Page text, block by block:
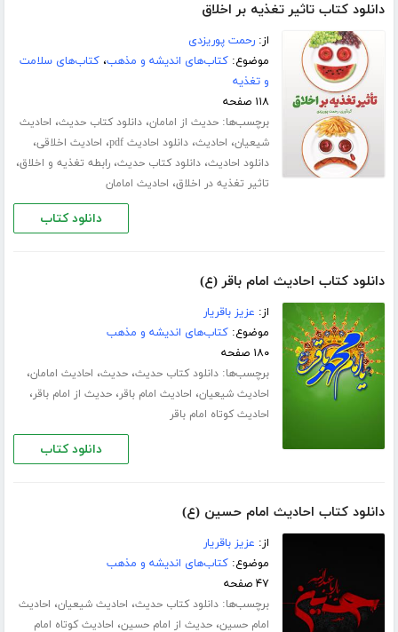
دانلود کتاب تاثیر تغذیه بر اخلاق
از:رحمت پوریزدی
موضوع:کتاب‌های اندیشه و مذهب،کتاب‌های سلامت
و تغذیه
۱۱۸ صفحه
برچسب‌ها:حدیث از امامان،دانلود کتاب حدیث، احادیث
شیعیان، احادیث،دانلود احادیث pdf ، احادیث اخلاقی،
دانلود احادیث،دانلود کتاب حدیث،رابطه تغذیه و اخلاق،
تاثیر تغذیه در اخلاق، احادیث امامان
دانلود کتاب
دانلود کتاب احادیث امام باقر (ع)
از: عزیز باقریار
موضوع:کتاب‌های اندیشه و مذهب
۱۸۰ صفحه
برچسب‌ها:دانلود کتاب حدیث،حدیث، احادیث امامان،
احادیث شیعیان، احادیث امام باقر،حدیث از امام باقر،
احادیث کوتاه امام باقر
دانلود کتاب
دانلود کتاب احادیث امام حسین (ع)
از: عزیز باقریار
موضوع:کتاب‌های اندیشه و مذهب
۴۷ صفحه
برچسب‌ها:دانلود کتاب حدیث، احادیث شیعیان، احادیث
امام حسین،حدیث از امام حسین، احادیث کوتاه امام